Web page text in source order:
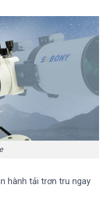
hành tải trơn tru ngay